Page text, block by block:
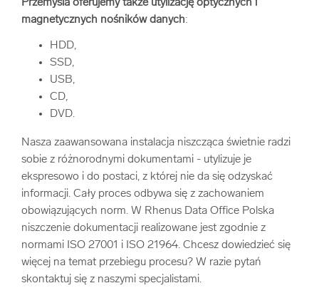
Przemyśla oferujemy także utylizację optycznych i
magnetycznych nośników danych:
HDD,
SSD,
USB,
CD,
DVD.
Nasza zaawansowana instalacja niszcząca świetnie radzi
sobie z różnorodnymi dokumentami - utylizuje je
ekspresowo i do postaci, z której nie da się odzyskać
informacji. Cały proces odbywa się z zachowaniem
obowiązujących norm. W Rhenus Data Office Polska
niszczenie dokumentacji realizowane jest zgodnie z
normami ISO 27001 i ISO 21964. Chcesz dowiedzieć się
więcej na temat przebiegu procesu? W razie pytań
skontaktuj się z naszymi specjalistami.